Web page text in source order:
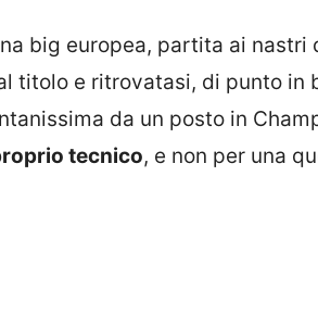
big europea, partita ai
titolo e ritrovatasi, di punto in
da un posto in
tecnico, e non per una